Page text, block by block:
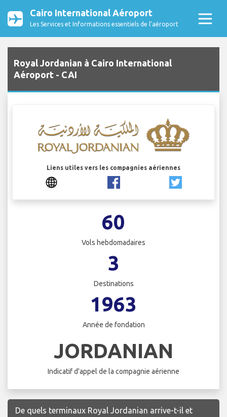
Cairo International Aéroport
Les Services et Informations essentiels de l’aéroport
Royal Jordanian à Cairo International
Aéroport - CAI
Liens utiles vers les compagnies aériennes
60
Vols hebdomadaires
3
Destinations
1963
Année de fondation
JORDANIAN
Indicatif d'appel de la compagnie aérienne
De quels terminaux Royal Jordanian arrive-t-il et